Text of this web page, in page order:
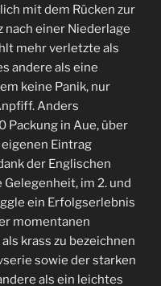
mit dem Rücken zur
einer Niederlage
mehr verletzte als
andere als eine
keine Panik, nur
Anders
Packung in Aue, über
Eintrag
der Englischen
im 2. und
ein Erfolgserlebnis
momentanen
krass zu bezeichnen
sowie der starken
als ein leichtes